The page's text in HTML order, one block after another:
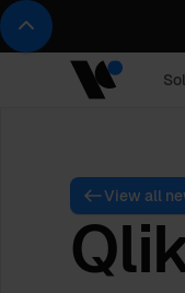
View all